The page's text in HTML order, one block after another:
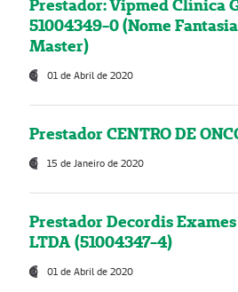
Prestador: Vipmed Clínica
51004349-0 (Nome
Master)
01 de Abril de 2020
Prestador CENTRO DE
15 de Janeiro de 2020
Prestador Decordis
LTDA (51004347-4)
01 de Abril de 2020